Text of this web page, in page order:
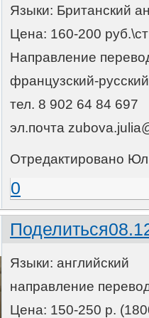
Языки: Британский
Цена: 160-200
Направление
французский-
тел. 8 902 64 84 697
эл.почта
Отредактировано
0
Поделиться
Языки: английский
направление
Цена: 150-250 р.